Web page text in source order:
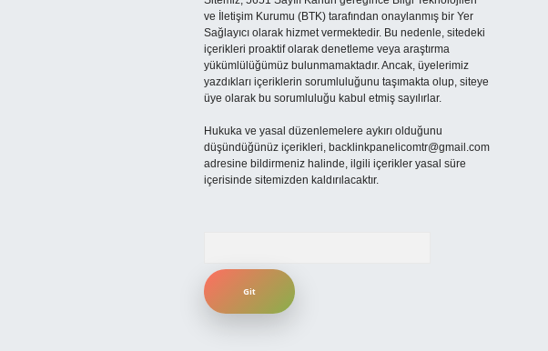
ve İletişim Kurumu (BTK) tarafından onaylanmış bir Yer
Sağlayıcı olarak hizmet vermektedir. Bu nedenle, sitedeki
içerikleri proaktif olarak denetleme veya araştırma
yükümlülüğümüz bulunmamaktadır. Ancak, üyelerimiz
yazdıkları içeriklerin sorumluluğunu taşımakta olup, siteye
üye olarak bu sorumluluğu kabul etmiş sayılırlar.
Hukuka ve yasal düzenlemelere aykırı olduğunu
düşündüğünüz içerikleri, backlinkpanelicomtr@gmail.com
adresine bildirmeniz halinde, ilgili içerikler yasal süre
içerisinde sitemizden kaldırılacaktır.